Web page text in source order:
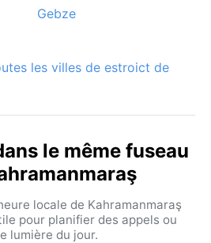
Gebze
les villes de estroict de
le même fuseau
locale de Kahramanmaraş
pour planifier des appels ou
lumière du jour.